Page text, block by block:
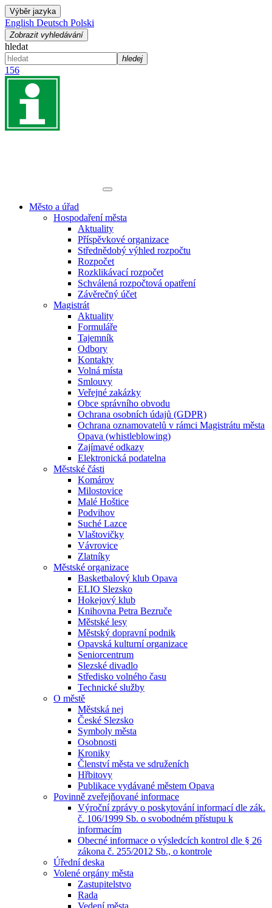
Výběr jazyka
English Deutsch Polski
Zobrazit vyhledávání
hledat
hledej
156
Město a úřad
Hospodaření města
Aktuality
Příspěvkové organizace
Střednědobý výhled rozpočtu
Rozpočet
Rozklikávací rozpočet
Schválená rozpočtová opatření
Závěrečný účet
Magistrát
Aktuality
Formuláře
Tajemník
Odbory
Kontakty
Volná místa
Smlouvy
Veřejné zakázky
Obce správního obvodu
Ochrana osobních údajů (GDPR)
Ochrana oznamovatelů v rámci Magistrátu města
Opava (whistleblowing)
Zajímavé odkazy
Elektronická podatelna
Městské části
Komárov
Milostovice
Malé Hoštice
Podvihov
Suché Lazce
Vlaštovičky
Vávrovice
Zlatníky
Městské organizace
Basketbalový klub Opava
ELIO Slezsko
Hokejový klub
Knihovna Petra Bezruče
Městské lesy
Městský dopravní podnik
Opavská kulturní organizace
Seniorcentrum
Slezské divadlo
Středisko volného času
Technické služby
O městě
Městská nej
České Slezsko
Symboly města
Osobnosti
Kroniky
Členství města ve sdruženích
Hřbitovy
Publikace vydávané městem Opava
Povinně zveřejňované informace
Výroční zprávy o poskytování informací dle zák.
č. 106/1999 Sb. o svobodném přístupu k
informacím
Obecné informace o výsledcích kontrol dle § 26
zákona č. 255/2012 Sb., o kontrole
Úřední deska
Volené orgány města
Zastupitelstvo
Rada